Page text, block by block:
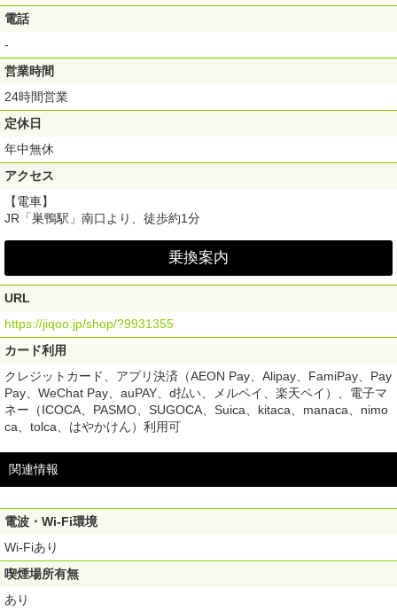
電話
-
営業時間
24時間営業
定休日
年中無休
アクセス
【電車】
JR「巣鴨駅」南口より、徒歩約1分
乗換案内
URL
https://jiqoo.jp/shop/?9931355
カード利用
クレジットカード、アプリ決済（AEON Pay、Alipay、FamiPay、Pay
Pay、WeChat Pay、auPAY、d払い、メルペイ、楽天ペイ）、電子マ
ネー（ICOCA、PASMO、SUGOCA、Suica、kitaca、manaca、nimo
ca、tolca、はやかけん）利用可
関連情報
電波・Wi-Fi環境
Wi-Fiあり
喫煙場所有無
あり